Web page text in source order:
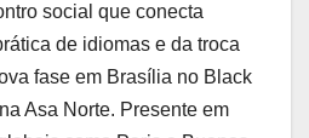
social que conecta
de idiomas e da troca
fase em Brasília no Black
Asa Norte. Presente em